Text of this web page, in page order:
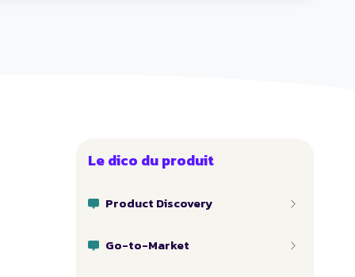
Le dico du produit
Product Discovery
Go-to-Market